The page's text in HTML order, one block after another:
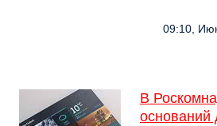
09:10,
В
оснований